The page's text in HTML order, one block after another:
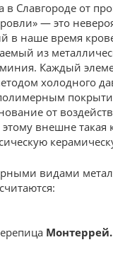
в Славгороде от
— это
в наше время
из
Каждый
холодного
от
этому внешне
видами
Монтеррей.